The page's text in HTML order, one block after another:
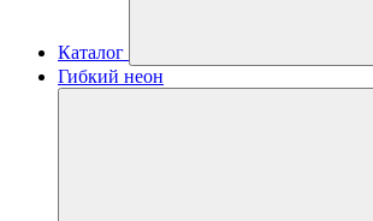
Каталог
Гибкий неон